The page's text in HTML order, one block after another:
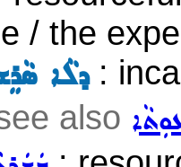
/ the
ܕܠܵܐ:
also